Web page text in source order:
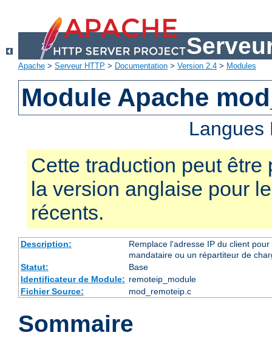
Apache > Serveur HTTP > Documentation > Version 2.4 > Modules
Module Apache
Cette traduction peut être
la version anglaise pour
récents.
Description:
Remplace l'adresse IP du client
mandataire ou un répartiteur de
Statut:
Base
Identificateur de Module: remoteip_module
Fichier Source:
mod_remoteip.c
Sommaire